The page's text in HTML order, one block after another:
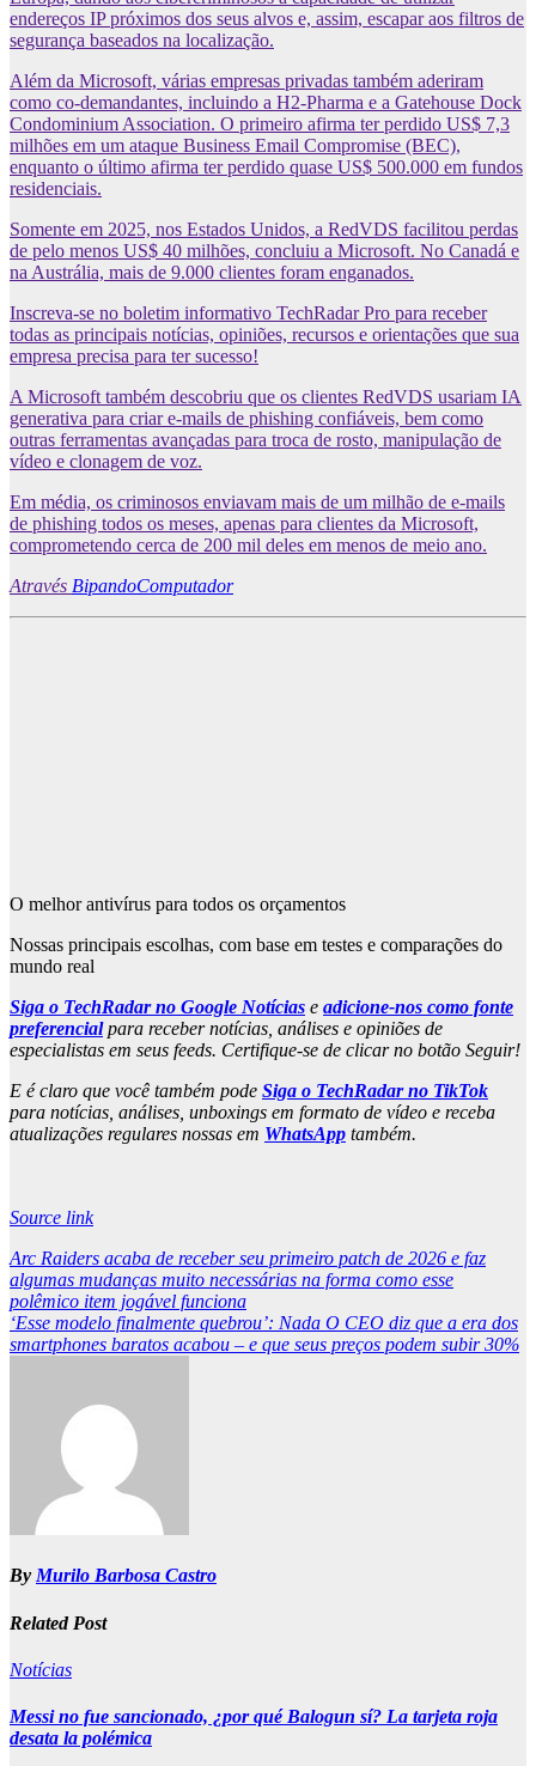
endereços IP próximos dos seus alvos e, assim, escapar aos filtros de
segurança baseados na localização.
Além da Microsoft, várias empresas privadas também aderiram
como co-demandantes, incluindo a H2-Pharma e a Gatehouse Dock
Condominium Association. O primeiro afirma ter perdido US$ 7,3
milhões em um ataque Business Email Compromise (BEC),
enquanto o último afirma ter perdido quase US$ 500.000 em fundos
residenciais.
Somente em 2025, nos Estados Unidos, a RedVDS facilitou perdas
de pelo menos US$ 40 milhões, concluiu a Microsoft. No Canadá e
na Austrália, mais de 9.000 clientes foram enganados.
Inscreva-se no boletim informativo TechRadar Pro para receber
todas as principais notícias, opiniões, recursos e orientações que sua
empresa precisa para ter sucesso!
A Microsoft também descobriu que os clientes RedVDS usariam IA
generativa para criar e-mails de phishing confiáveis, bem como
outras ferramentas avançadas para troca de rosto, manipulação de
vídeo e clonagem de voz.
Em média, os criminosos enviavam mais de um milhão de e-mails
de phishing todos os meses, apenas para clientes da Microsoft,
comprometendo cerca de 200 mil deles em menos de meio ano.
Através BipandoComputador
O melhor antivírus para todos os orçamentos
Nossas principais escolhas, com base em testes e comparações do
mundo real
Siga o TechRadar no Google Notícias e adicione-nos como fonte
preferencialpara receber notícias, análises e opiniões de
especialistas em seus feeds. Certifique-se de clicar no botão Seguir!
E é claro que você também pode Siga o TechRadar no TikTok
para notícias, análises, unboxings em formato de vídeo e receba
atualizações regulares nossas em WhatsApp também.
Source link
Post
navigation
Arc Raiders acaba de receber seu primeiro patch de 2026 e faz
algumas mudanças muito necessárias na forma como esse
polêmico item jogável funciona
‘Esse modelo finalmente quebrou’: Nada O CEO diz que a era dos
smartphones baratos acabou – e que seus preços podem subir 30%
ByMurilo Barbosa Castro
Related Post
Notícias
Messi no fue sancionado, ¿por qué Balogun sí? La tarjeta roja
desata la polémica